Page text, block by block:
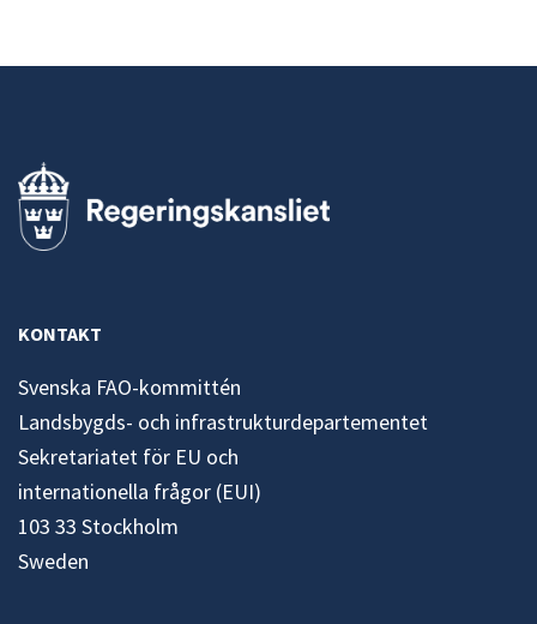
KONTAKT
Svenska FAO-kommittén
Landsbygds- och infrastrukturdepartementet
Sekretariatet för EU och
internationella frågor (EUI)
103 33 Stockholm
Sweden